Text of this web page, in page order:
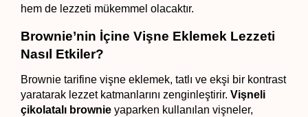
hem de lezzeti mükemmel olacaktır.
Brownie’nin İçine Vişne Eklemek Lezzeti
Nasıl Etkiler?
Brownie tarifine vişne eklemek, tatlı ve ekşi bir kontrast
yaratarak lezzet katmanlarını zenginleştirir. Vişneli
çikolatalı brownie yaparken kullanılan vişneler,